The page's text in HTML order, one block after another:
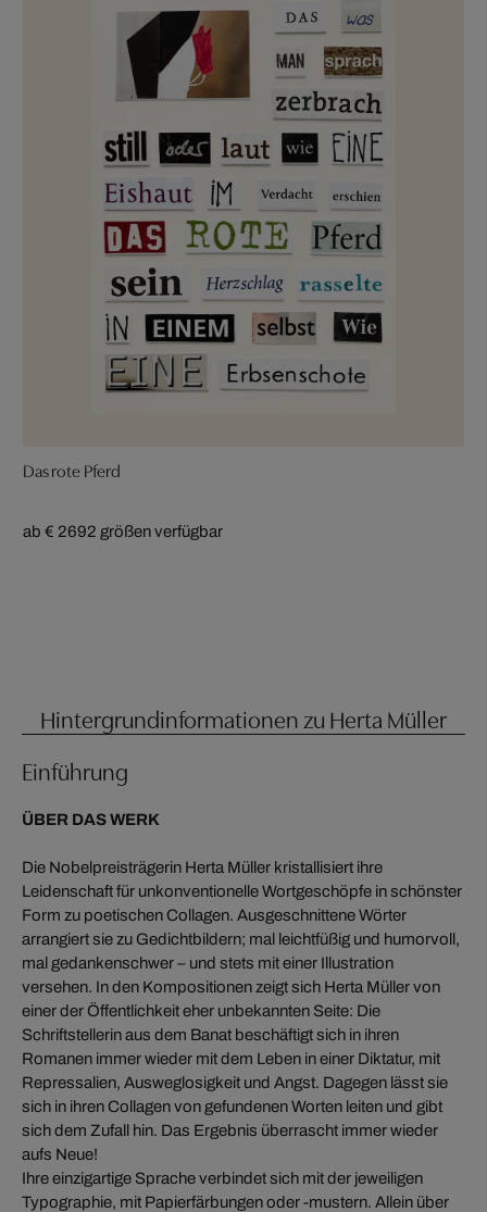
Das rote Pferd
ab € 2692 größen verfügbar
Hintergrundinformationen zu Herta Müller
Einführung
ÜBER DAS WERK
Die Nobelpreisträgerin Herta Müller kristallisiert ihre
Leidenschaft für unkonventionelle Wortgeschöpfe in schönster
Form zu poetischen Collagen. Ausgeschnittene Wörter
arrangiert sie zu Gedichtbildern; mal leichtfüßig und humorvoll,
mal gedankenschwer – und stets mit einer Illustration
versehen. In den Kompositionen zeigt sich Herta Müller von
einer der Öffentlichkeit eher unbekannten Seite: Die
Schriftstellerin aus dem Banat beschäftigt sich in ihren
Romanen immer wieder mit dem Leben in einer Diktatur, mit
Repressalien, Ausweglosigkeit und Angst. Dagegen lässt sie
sich in ihren Collagen von gefundenen Worten leiten und gibt
sich dem Zufall hin. Das Ergebnis überrascht immer wieder
aufs Neue!
Ihre einzigartige Sprache verbindet sich mit der jeweiligen
Typographie, mit Papierfärbungen oder -mustern. Allein über